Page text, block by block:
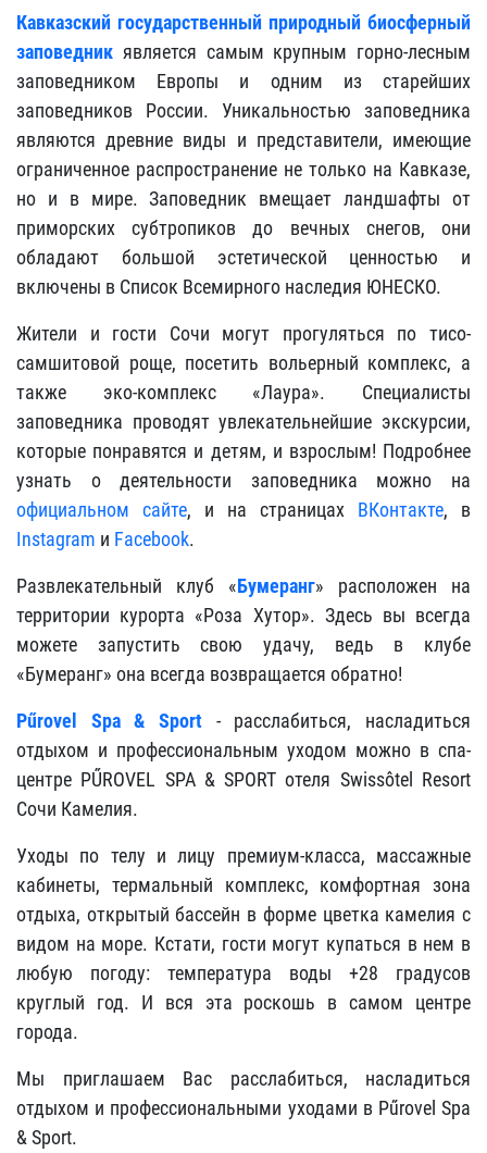
Кавказский государственный природный биосферный
заповедник является самым крупным горно-лесным
заповедником Европы и одним из старейших
заповедников России. Уникальностью заповедника
являются древние виды и представители, имеющие
ограниченное распространение не только на Кавказе,
но и в мире. Заповедник вмещает ландшафты от
приморских субтропиков до вечных снегов, они
обладают большой эстетической ценностью и
включены в Список Всемирного наследия ЮНЕСКО.
Жители и гости Сочи могут прогуляться по тисо-
самшитовой роще, посетить вольерный комплекс, а
также эко-комплекс «Лаура». Специалисты
заповедника проводят увлекательнейшие экскурсии,
которые понравятся и детям, и взрослым! Подробнее
узнать о деятельности заповедника можно на
официальном сайте, и на страницах ВКонтакте, в
Instagram и Facebook.
Развлекательный клуб «Бумеранг» расположен на
территории курорта «Роза Хутор». Здесь вы всегда
можете запустить свою удачу, ведь в клубе
«Бумеранг» она всегда возвращается обратно!
Pűrovel Spa & Sport - расслабиться, насладиться
отдыхом и профессиональным уходом можно в спа-
центре PŰROVEL SPA & SPORT отеля Swissôtel Resort
Сочи Камелия.
Уходы по телу и лицу премиум-класса, массажные
кабинеты, термальный комплекс, комфортная зона
отдыха, открытый бассейн в форме цветка камелия с
видом на море. Кстати, гости могут купаться в нем в
любую погоду: температура воды +28 градусов
круглый год. И вся эта роскошь в самом центре
города.
Мы приглашаем Вас расслабиться, насладиться
отдыхом и профессиональными уходами в Pűrovel Spa
& Sport.